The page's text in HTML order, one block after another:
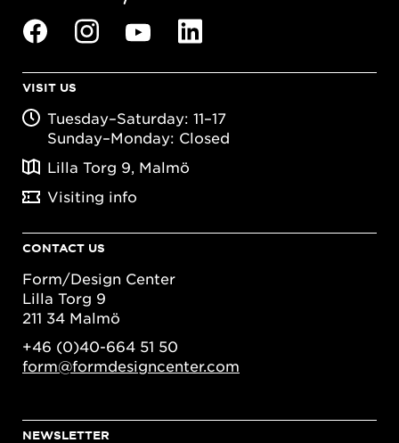
VISIT US
Tuesday–Saturday: 11–17
Sunday–Monday: Closed
Lilla Torg 9, Malmö
Visiting info
CONTACT US
Form/Design Center
Lilla Torg 9
211 34 Malmö
+46 (0)40-664 51 50
form@formdesigncenter.com
NEWSLETTER